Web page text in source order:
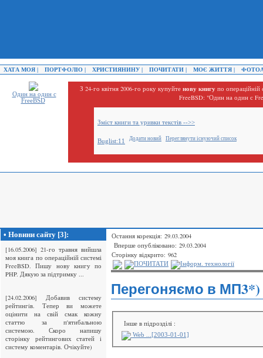
ХАТА МОЯ | ПОРТФОЛІО | ХРИСТИЯНИНУ | ПОЧИТАТИ | МОЄ ЖИТТЯ |
Один на один с
FreeBSD
З 24-го квітня 2006-го року купуйте нову книгу по операційній
FreeBSD: "Один на один с
Зміст книги та уривки текстів -->>
Buglist:11 Додати новий Переглянути існуючий список
• Новини сайту [3]:
[16.05.2006] 21-го травня вийшла
моя книга по операційній системі
FreeBSD. Пишу нову книгу по
PHP. Дякую за підтримку ...
[24.02.2006] Добавив систему
рейтингiв. Тепер ви можете
оцiнити на свiй смак кожну
статтю за п'ятибальною
системою. Скоро напишу
сторiнку рейтингових статей i
систему коментарiв. Очiкуйте)
Остання корекція: 29.03.2004
Вперше опубліковано: 29.03.2004
Сторінку відкрито: 962
ПОЧИТАТИ Інформ. технології
Перегоняємо в МП3*)
Інше в підрозділі :
Web ...[2003-01-01]